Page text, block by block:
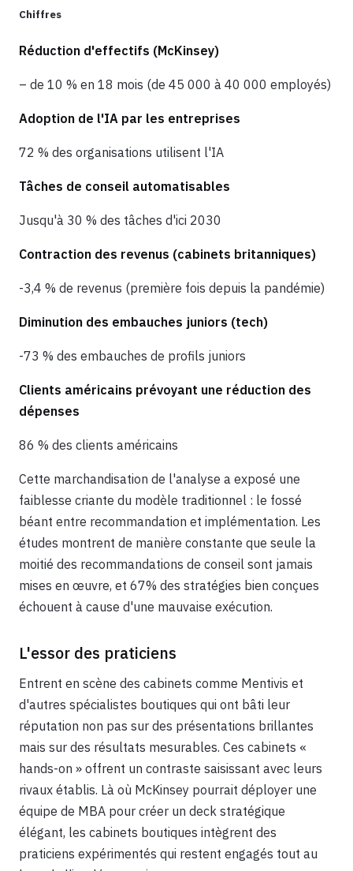
Chiffres
Réduction d'effectifs (McKinsey)
– de 10 % en 18 mois (de 45 000 à 40 000 employés)
Adoption de l'IA par les entreprises
72 % des organisations utilisent l'IA
Tâches de conseil automatisables
Jusqu'à 30 % des tâches d'ici 2030
Contraction des revenus (cabinets britanniques)
-3,4 % de revenus (première fois depuis la pandémie)
Diminution des embauches juniors (tech)
-73 % des embauches de profils juniors
Clients américains prévoyant une réduction des
dépenses
86 % des clients américains
Cette marchandisation de l'analyse a exposé une
faiblesse criante du modèle traditionnel : le fossé
béant entre recommandation et implémentation. Les
études montrent de manière constante que seule la
moitié des recommandations de conseil sont jamais
mises en œuvre, et 67% des stratégies bien conçues
échouent à cause d'une mauvaise exécution.
L'essor des praticiens
Entrent en scène des cabinets comme Mentivis et
d'autres spécialistes boutiques qui ont bâti leur
réputation non pas sur des présentations brillantes
mais sur des résultats mesurables. Ces cabinets «
hands-on » offrent un contraste saisissant avec leurs
rivaux établis. Là où McKinsey pourrait déployer une
équipe de MBA pour créer un deck stratégique
élégant, les cabinets boutiques intègrent des
praticiens expérimentés qui restent engagés tout au